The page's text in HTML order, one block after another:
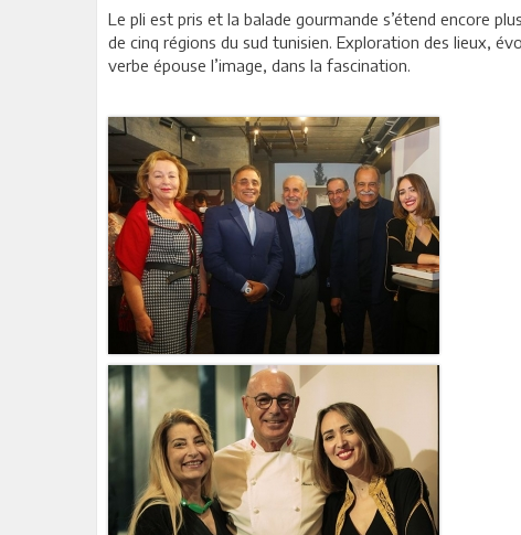
Le pli est pris et la balade gourmande s’étend encore
de cinq régions du sud tunisien. Exploration des lieux,
verbe épouse l’image, dans la fascination.